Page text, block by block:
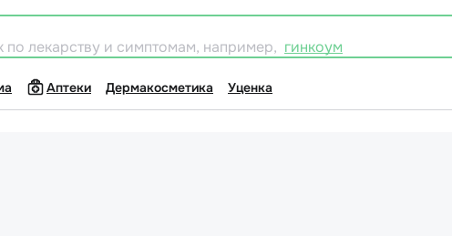
по лекарству и симптомам, например, гинкоум
Аптеки Дермакосметика Уценка